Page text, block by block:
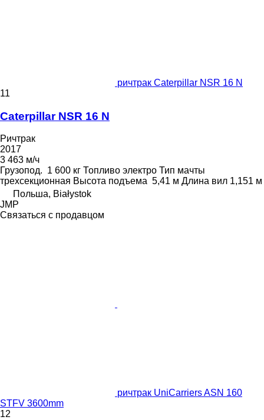
ричтрак Caterpillar NSR 16 N
11
Caterpillar NSR 16 N
Ричтрак
2017
3 463 м/ч
Грузопод. 1 600 кг Топливо электро Тип мачты
трехсекционная Высота подъема 5,41 м Длина вил 1,151 м
Польша, Białystok
JMP
Связаться с продавцом
ричтрак UniCarriers ASN 160
STFV 3600mm
12